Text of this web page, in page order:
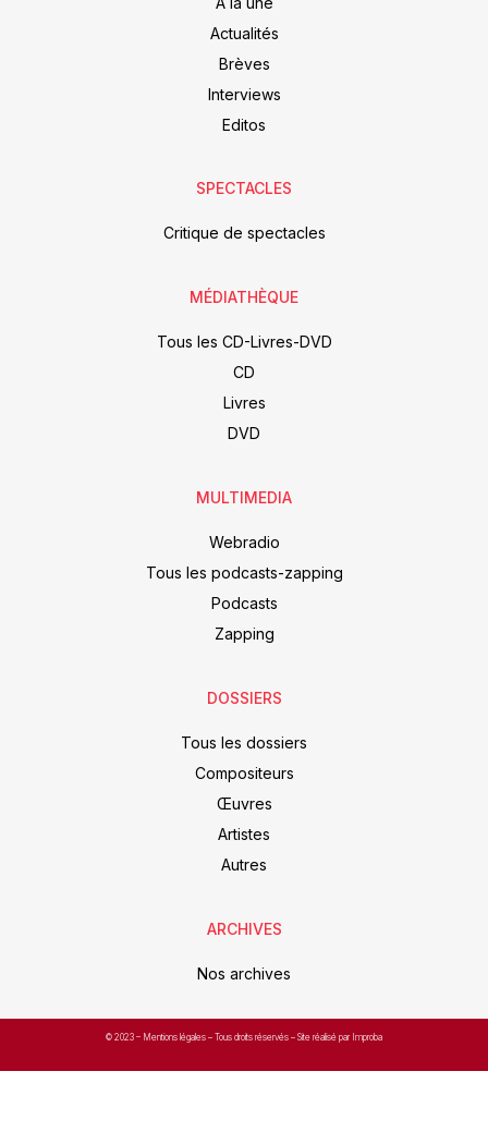
Actualités
Brèves
Interviews
Editos
SPECTACLES
Critique de spectacles
MÉDIATHÈQUE
Tous les CD-Livres-DVD
CD
Livres
DVD
MULTIMEDIA
Webradio
Tous les podcasts-zapping
Podcasts
Zapping
DOSSIERS
Tous les dossiers
Compositeurs
Œuvres
Artistes
Autres
ARCHIVES
Nos archives
© 2023 – Mentions légales – Tous droits réservés – Site réalisé par Improba